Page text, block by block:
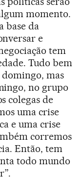
momento.
base da
e
tem
Tudo bem
mas
no grupo
colegas de
uma crise
e uma crise
corremos
Então, tem
todo mundo